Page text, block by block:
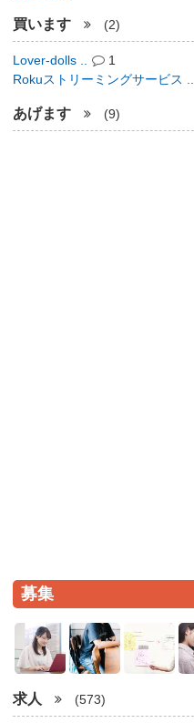
買います (2)
Lover-dolls .. 1
Rokuストリーミングサービス ..
あげます (9)
募集
求人 (573)